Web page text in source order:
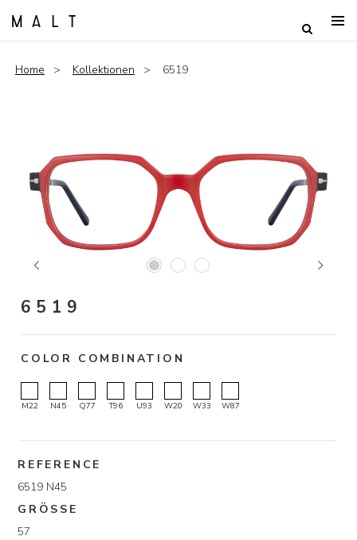
Home Kollektionen 6519
Previous Next
6519
COLOR COMBINATION
M22 N45 Q77 T96 U93 W20 W33 W87
REFERENCE
6519 N45
GRÖSSE
57